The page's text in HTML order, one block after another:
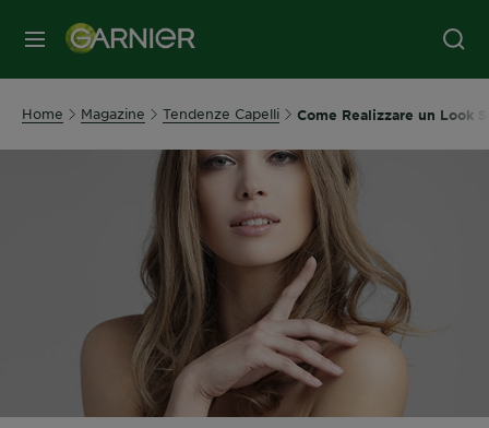
MENU
Home Magazine Tendenze Capelli Come Realizzare un Look